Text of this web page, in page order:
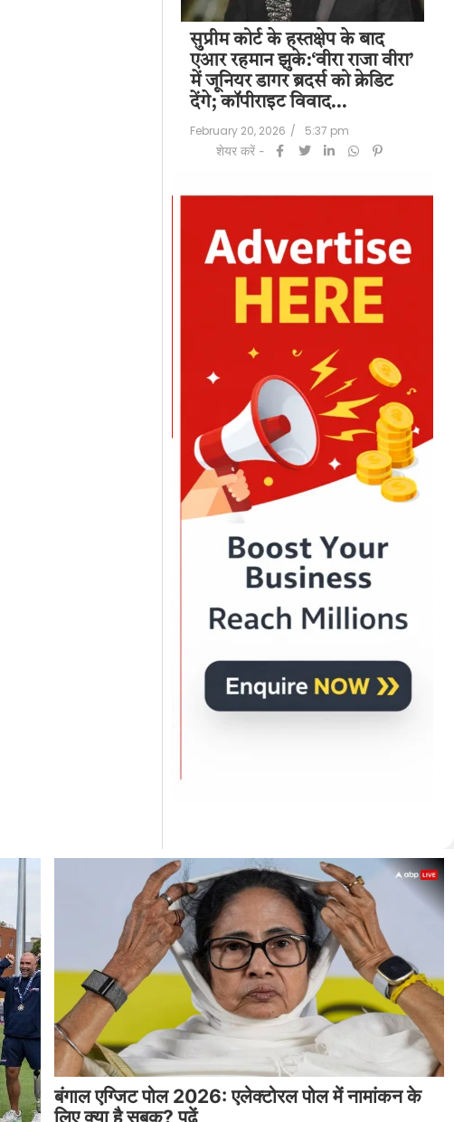
सुप्रीम कोर्ट के हस्तक्षेप के बाद
एआर रहमान झुके:‘वीरा राजा वीरा’
में जूनियर डागर ब्रदर्स को क्रेडिट
देंगे; कॉपीराइट विवाद…
February 20, 2026 /
5:37 pm
शेयर करें -
बंगाल एग्जिट पोल 2026: एलेक्टोरल पोल में नामांकन के
लिए क्या है सबक? पढ़ें